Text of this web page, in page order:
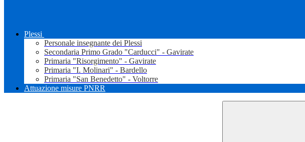
Plessi
Personale insegnante dei Plessi
Secondaria Primo Grado "Carducci" - Gavirate
Primaria "Risorgimento" - Gavirate
Primaria "I. Molinari" - Bardello
Primaria "San Benedetto" - Voltorre
Attuazione misure PNRR